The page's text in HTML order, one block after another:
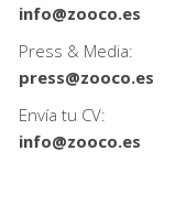
info@zooco.es
Press & Media:
press@zooco.es
Envía tu CV:
info@zooco.es